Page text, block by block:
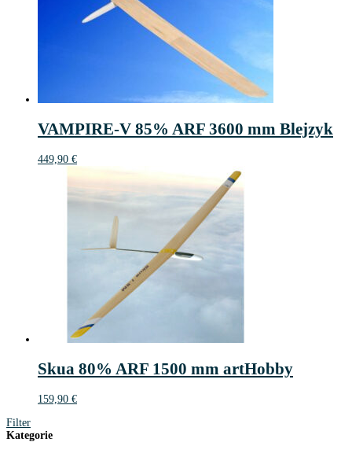
VAMPIRE-V 85% ARF 3600 mm Blejzyk
449,90 €
Skua 80% ARF 1500 mm artHobby
159,90 €
Filter
Kategorie